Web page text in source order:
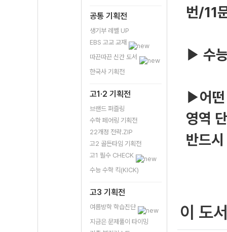
공통 기획전
생기부 레벨 UP
EBS 고교 교재
따끈따끈 신간 도서
한국사 기획전
고1·2 기획전
브랜드 퍼즐링
수학 페어링 기획전
22개정 전략.ZIP
고2 골든타임 기획전
고1 필수 CHECK
수능 수학 킥(KICK)
고3 기획전
여름방학 학습진단
지금은 문제풀이 타이밍
번/11
▶ 수
▶어
영역
반드
이 도